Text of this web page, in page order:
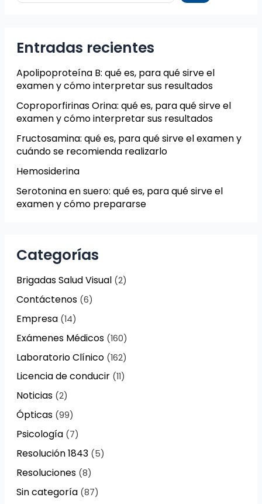
Entradas recientes
Apolipoproteína B: qué es, para qué sirve el
examen y cómo interpretar sus resultados
Coproporfirinas Orina: qué es, para qué sirve el
examen y cómo interpretar sus resultados
Fructosamina: qué es, para qué sirve el examen y
cuándo se recomienda realizarlo
Hemosiderina
Serotonina en suero: qué es, para qué sirve el
examen y cómo prepararse
Categorías
Brigadas Salud Visual(2)
Contáctenos(6)
Empresa(14)
Exámenes Médicos(160)
Laboratorio Clínico(162)
Licencia de conducir(11)
Noticias(2)
Ópticas(99)
Psicología(7)
Resolución 1843(5)
Resoluciones(8)
Sin categoría(87)